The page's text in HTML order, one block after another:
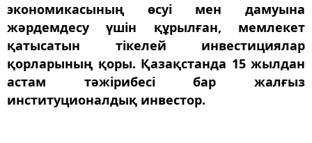
экономикасының өсуі мен дамуына
жәрдемдесу үшін құрылған, мемлекет
қатысатын тікелей инвестициялар
қорларының қоры. Қазақстанда 15 жылдан
астам тәжірибесі бар жалғыз
институционалдық инвестор.